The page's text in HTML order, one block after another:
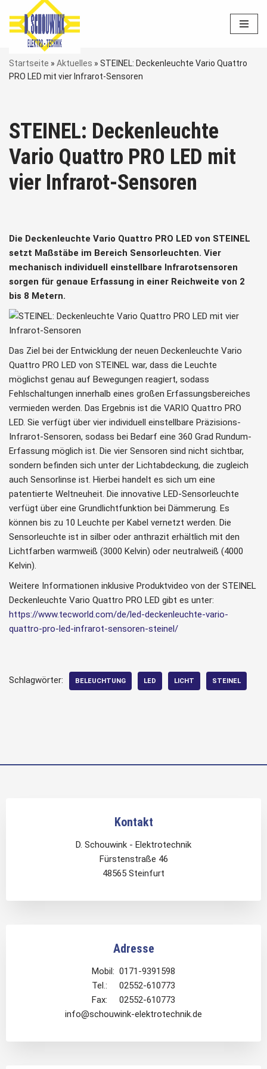
Zum
Inhalt
springen
Startseite » Aktuelles » STEINEL: Deckenleuchte Vario Quattro
PRO LED mit vier Infrarot-Sensoren
STEINEL: Deckenleuchte
Vario Quattro PRO LED mit
vier Infrarot-Sensoren
Die Deckenleuchte Vario Quattro PRO LED von STEINEL
setzt Maßstäbe im Bereich Sensorleuchten. Vier
mechanisch individuell einstellbare Infrarotsensoren
sorgen für genaue Erfassung in einer Reichweite von 2
bis 8 Metern.
Das Ziel bei der Entwicklung der neuen Deckenleuchte Vario
Quattro PRO LED von STEINEL war, dass die Leuchte
möglichst genau auf Bewegungen reagiert, sodass
Fehlschaltungen innerhalb eines großen Erfassungsbereiches
vermieden werden. Das Ergebnis ist die VARIO Quattro PRO
LED. Sie verfügt über vier individuell einstellbare Präzisions-
Infrarot-Sensoren, sodass bei Bedarf eine 360 Grad Rundum-
Erfassung möglich ist. Die vier Sensoren sind nicht sichtbar,
sondern befinden sich unter der Lichtabdeckung, die zugleich
auch Sensorlinse ist. Hierbei handelt es sich um eine
patentierte Weltneuheit. Die innovative LED-Sensorleuchte
verfügt über eine Grundlichtfunktion bei Dämmerung. Es
können bis zu 10 Leuchte per Kabel vernetzt werden. Die
Sensorleuchte ist in silber oder anthrazit erhältlich mit den
Lichtfarben warmweiß (3000 Kelvin) oder neutralweiß (4000
Kelvin).
Weitere Informationen inklusive Produktvideo von der STEINEL
Deckenleuchte Vario Quattro PRO LED gibt es unter:
https://www.tecworld.com/de/led-deckenleuchte-vario-
quattro-pro-led-infrarot-sensoren-steinel/
Schlagwörter: BELEUCHTUNG LED LICHT STEINEL
Kontakt
D. Schouwink - Elektrotechnik
Fürstenstraße 46
48565 Steinfurt
Adresse
Mobil: 0171-9391598
Tel.: 02552-610773
Fax: 02552-610773
info@schouwink-elektrotechnik.de